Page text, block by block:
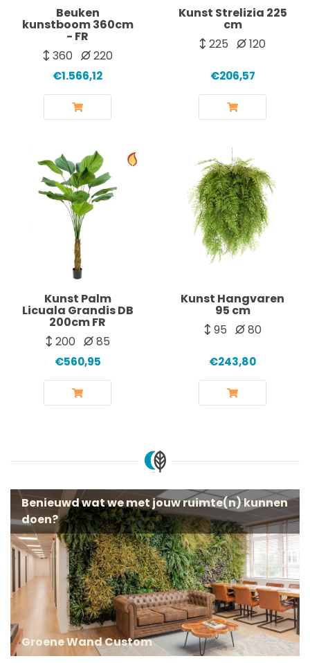
Beuken
kunstboom 360cm
- FR
360
220
€1.566,12
Kunst Strelizia 225
cm
225
120
€206,57
Kunst Palm
Licuala Grandis DB
200cm FR
200
85
€560,95
Kunst Hangvaren
95 cm
95
80
€243,80
Benieuwd wat we met jouw ruimte(n) kunnen
doen?
Groene Wand Custom